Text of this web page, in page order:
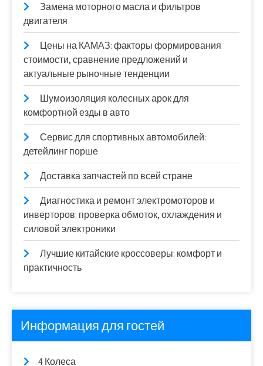
Замена моторного масла и фильтров
двигателя
Цены на КАМАЗ: факторы формирования
стоимости, сравнение предложений и
актуальные рыночные тенденции
Шумоизоляция колесных арок для
комфортной езды в авто
Сервис для спортивных автомобилей:
детейлинг порше
Доставка запчастей по всей стране
Диагностика и ремонт электромоторов и
инверторов: проверка обмоток, охлаждения и
силовой электроники
Лучшие китайские кроссоверы: комфорт и
практичность
Информация для гостей
4 Колеса